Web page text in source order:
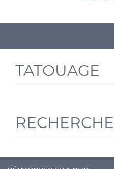
TATOUAGE
RECHERCHE